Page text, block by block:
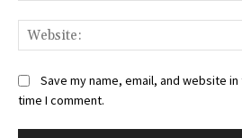
Save my name, email, and website
time I comment.